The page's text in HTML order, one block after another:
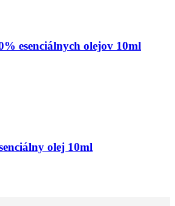
esenciálnych olejov 10ml
olej 10ml